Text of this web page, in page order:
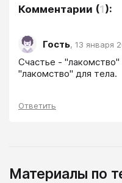
Комментарии (1):
Гость, 13 января
Счастье -
"лакомство" для тела.
Ответить
Материалы по